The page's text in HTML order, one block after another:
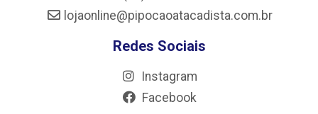
lojaonline@pipocaoatacadista.com.br
Redes Sociais
Instagram
Facebook